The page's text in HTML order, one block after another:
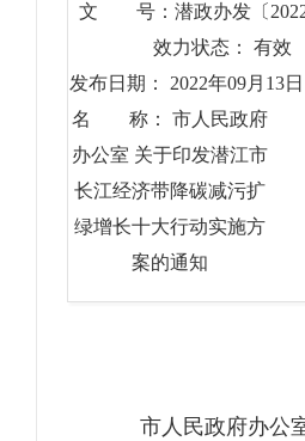
文 号：潜政办发〔2022
效力状态： 有效
发布日期： 2022年09月13
名 称： 市人民政府
办公室 关于印发潜江市
长江经济带降碳减污扩
绿增长十大行动实施方
案的通知
市人民政府办公